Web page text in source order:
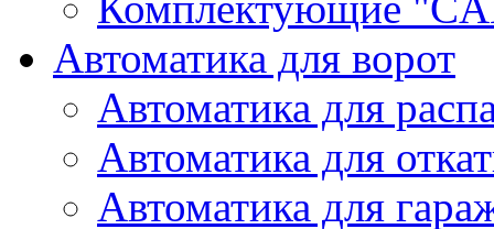
Автоматика для ворот
Автоматика для
Автоматика для
Автоматика для